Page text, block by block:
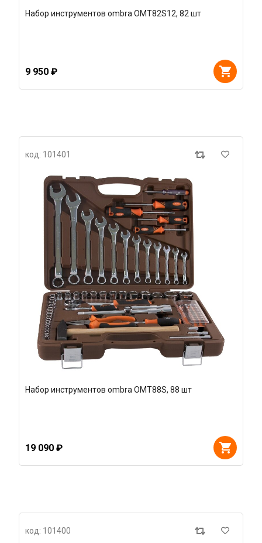
Набор инструментов ombra OMT82S12, 82 шт
9 950 ₽
код: 101401
Набор инструментов ombra OMT88S, 88 шт
19 090 ₽
код: 101400